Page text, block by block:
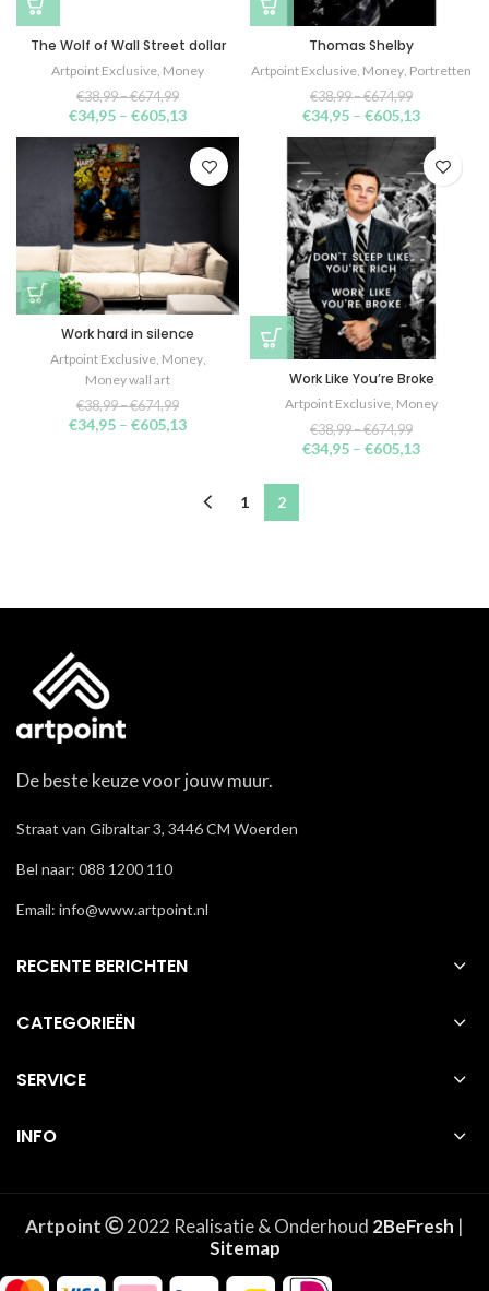
The Wolf of Wall Street dollar
Artpoint Exclusive, Money
€38,99–€674,99
€34,95 – €605,13
Thomas Shelby
Artpoint Exclusive, Money, Portretten
€38,99–€674,99
€34,95 – €605,13
Work hard in silence
Artpoint Exclusive, Money,
Money wall art
€38,99–€674,99
€34,95 – €605,13
Work Like You’re Broke
Artpoint Exclusive, Money
€38,99–€674,99
€34,95 – €605,13
1 2
De beste keuze voor jouw muur.
Straat van Gibraltar 3, 3446 CM Woerden
Bel naar: 088 1200 110
Email: info@www.artpoint.nl
RECENTE BERICHTEN
CATEGORIEËN
SERVICE
INFO
Artpoint 2022 Realisatie & Onderhoud 2BeFresh |
Sitemap